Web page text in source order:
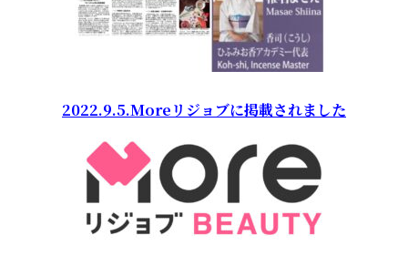
2022.9.5.Moreリジョブに掲載されました